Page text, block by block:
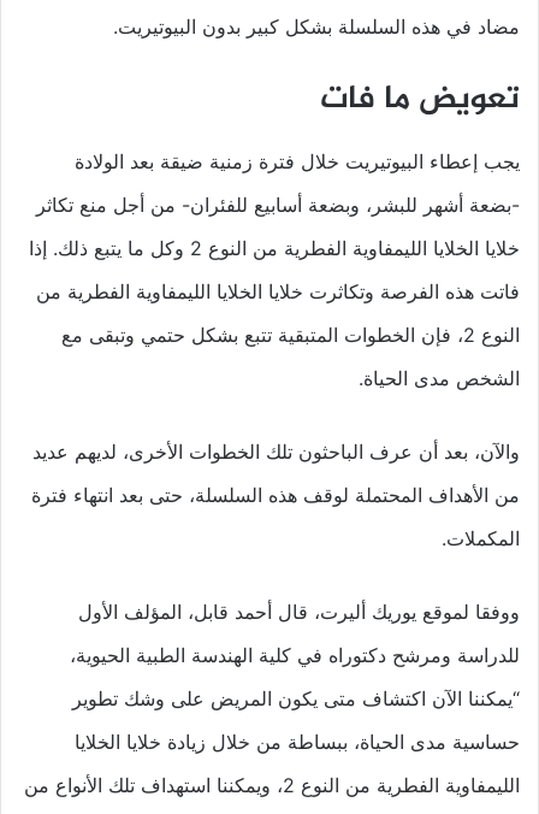
مضاد في هذه السلسلة بشكل كبير بدون البيوتيريت.
تعويض ما فات
يجب إعطاء البيوتيريت خلال فترة زمنية ضيقة بعد الولادة
-بضعة أشهر للبشر، وبضعة أسابيع للفئران- من أجل منع تكاثر
خلايا الخلايا الليمفاوية الفطرية من النوع 2 وكل ما يتبع ذلك. إذا
فاتت هذه الفرصة وتكاثرت خلايا الخلايا الليمفاوية الفطرية من
النوع 2، فإن الخطوات المتبقية تتبع بشكل حتمي وتبقى مع
الشخص مدى الحياة.
والآن، بعد أن عرف الباحثون تلك الخطوات الأخرى، لديهم عديد
من الأهداف المحتملة لوقف هذه السلسلة، حتى بعد انتهاء فترة
المكملات.
ووفقا لموقع يوريك أليرت، قال أحمد قابل، المؤلف الأول
للدراسة ومرشح دكتوراه في كلية الهندسة الطبية الحيوية،
“يمكننا الآن اكتشاف متى يكون المريض على وشك تطوير
حساسية مدى الحياة، ببساطة من خلال زيادة خلايا الخلايا
الليمفاوية الفطرية من النوع 2، ويمكننا استهداف تلك الأنواع من